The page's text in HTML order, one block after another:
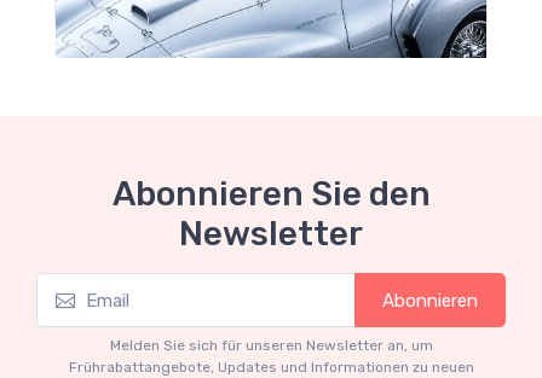
Mythos Collection 1-18
Ferrari 166 MM Abarth Metallic Silver Press
€227.05 €239.00
Abonnieren Sie den
Newsletter
Abonnieren
Melden Sie sich für unseren Newsletter an, um
Frührabattangebote, Updates und Informationen zu neuen